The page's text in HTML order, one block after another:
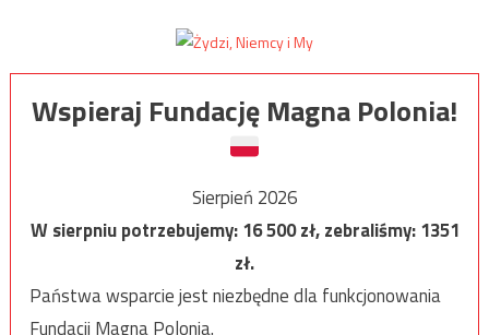
Wspieraj Fundację Magna Polonia!
Sierpień 2026
W sierpniu potrzebujemy:16 500zł, zebraliśmy:1351
zł.
Państwa wsparcie jest niezbędne dla funkcjonowania
Fundacji Magna Polonia.